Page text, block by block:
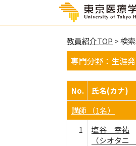
教員紹介TOP > 検
専門分野：生涯
No. 氏名(カナ)
講師 （1名）
1
塩谷 幸祐
（シオタニ